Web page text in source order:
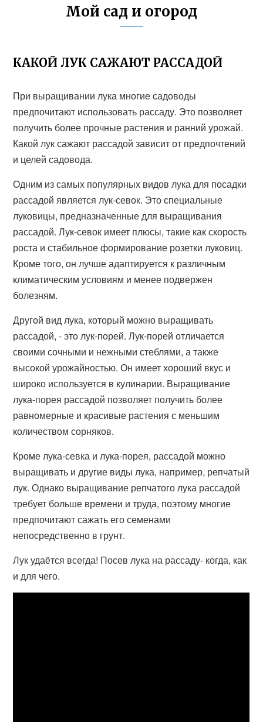
Мой сад и огород
КАКОЙ ЛУК САЖАЮТ РАССАДОЙ
При выращивании лука многие садоводы
предпочитают использовать рассаду. Это позволяет
получить более прочные растения и ранний урожай.
Какой лук сажают рассадой зависит от предпочтений
и целей садовода.
Одним из самых популярных видов лука для посадки
рассадой является лук-севок. Это специальные
луковицы, предназначенные для выращивания
рассадой. Лук-севок имеет плюсы, такие как скорость
роста и стабильное формирование розетки луковиц.
Кроме того, он лучше адаптируется к различным
климатическим условиям и менее подвержен
болезням.
Другой вид лука, который можно выращивать
рассадой, - это лук-порей. Лук-порей отличается
своими сочными и нежными стеблями, а также
высокой урожайностью. Он имеет хороший вкус и
широко используется в кулинарии. Выращивание
лука-порея рассадой позволяет получить более
равномерные и красивые растения с меньшим
количеством сорняков.
Кроме лука-севка и лука-порея, рассадой можно
выращивать и другие виды лука, например, репчатый
лук. Однако выращивание репчатого лука рассадой
требует больше времени и труда, поэтому многие
предпочитают сажать его семенами
непосредственно в грунт.
Лук удаётся всегда! Посев лука на рассаду- когда, как
и для чего.